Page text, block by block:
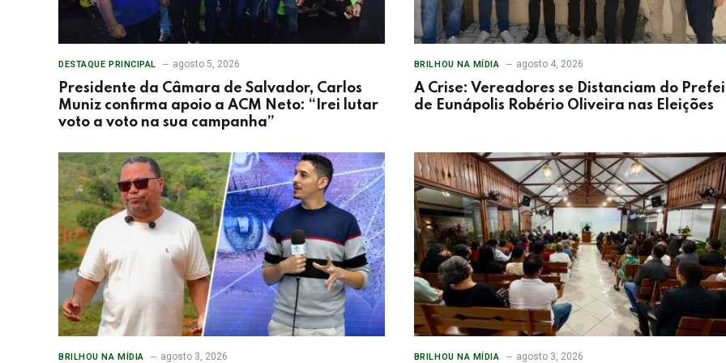
DESTAQUE PRINCIPAL agosto 5, 2026
Presidente da Câmara de Salvador, Carlos
Muniz confirma apoio a ACM Neto: “Irei lutar
voto a voto na sua campanha”
BRILHOU NA MÍDIA agosto 4, 2026
A Crise: Vereadores se Distanciam do
de Eunápolis Robério Oliveira nas Eleições
BRILHOU NA MÍDIA agosto 3, 2026 BRILHOU NA MÍDIA agosto 3, 2026